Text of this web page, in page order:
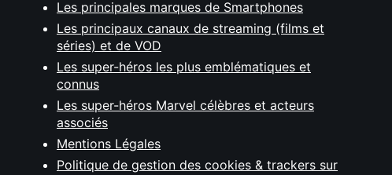
Les principales marques de Smartphones
Les principaux canaux de streaming (films et
séries) et de VOD
Les super-héros les plus emblématiques et
connus
Les super-héros Marvel célèbres et acteurs
associés
Mentions Légales
Politique de gestion des cookies & trackers sur